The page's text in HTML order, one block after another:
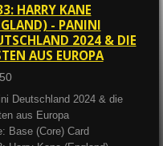
HARRY KANE
- PANINI
2024 & DIE
AUS EUROPA
Deutschland 2024 & die
aus Europa
Base (Core) Card